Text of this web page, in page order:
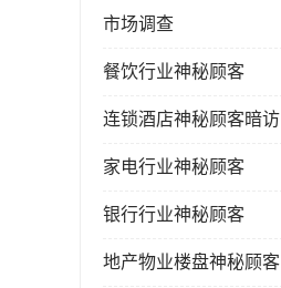
市场调查
餐饮行业神秘顾客
连锁酒店神秘顾客暗访
家电行业神秘顾客
银行行业神秘顾客
地产物业楼盘神秘顾客